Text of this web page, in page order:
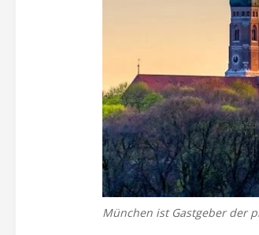
München ist Gastgeber der